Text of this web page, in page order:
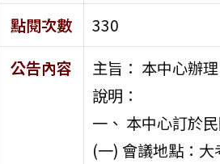
點閱次數
330
公告內容
主旨： 本中心辦
說明：
一、 本中心訂於
(一) 會議地點：